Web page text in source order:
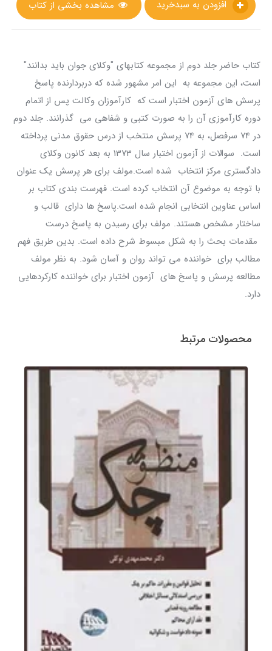
مشاهده بخشی از کتاب
کتاب حاضر جلد دوم از مجموعه کتابهای "وکلای جوان باید بدانند"
است، این مجموعه به این امر مشهور شده که دربردارنده پاسخ
پرسش های آزمون اختبار است که کارآموزان وکالت پس از اتمام
دوره کارآموزی آن را به صورت کتبی و شفاهی می گذرانند. جلد دوم
در 74 سرفصل، به 74 پرسش منتخب از درس حقوق مدنی پرداخته
است. سوالات از آزمون اختبار سال 1373 به بعد کانون وکلای
دادگستری مرکز انتخاب شده است.مولف برای هر پرسش یک عنوان
با توجه به موضوع آن انتخاب کرده است. فهرست بندی کتاب بر
اساس عناوین انتخابی انجام شده است.پاسخ ها دارای قالب و
ساختار مشخص هستند. مولف برای رسیدن به پاسخ درست
مقدمات بحث را به شکل مبسوط شرح داده است. بدین طریق فهم
مطالب برای خواننده می تواند روان و آسان شود. به نظر مولف
مطالعه پرسش و پاسخ های آزمون اختبار برای خواننده کارکردهایی
دارد.
محصولات مرتبط